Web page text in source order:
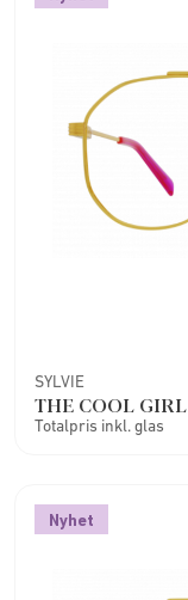
SYLVIE
THE COOL GIRL
Totalpris inkl. glas
Nyhet